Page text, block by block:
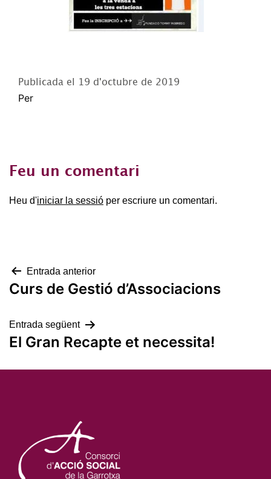
Publicada el 19 d'octubre de 2019
Per
Feu un comentari
Heu d'iniciar la sessió per escriure un comentari.
Navegació
Entrada anterior
Curs de Gestió d’Associacions
Entrada següent
El Gran Recapte et necessita!